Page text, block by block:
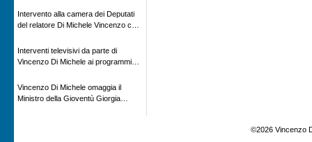
in onda su Espansione TV
Intervento alla camera dei Deputati
del relatore Di Michele Vincenzo con
impatto ambientale e problematiche
sui veicoli storici e trattori d’epoca
Interventi televisivi da parte di
Vincenzo Di Michele ai programmi
rivisitazione della storia
Vincenzo Di Michele omaggia il
Ministro della Gioventù Giorgia
©2026 Vincenzo